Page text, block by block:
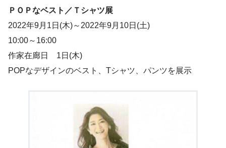
ＰＯＰなベスト／Ｔシャツ展
2022年9月1日(木)～2022年9月10日(土)
10:00～16:00
作家在廊日 1日(木)
POPなデザインのベスト、Tシャツ、パンツを展示